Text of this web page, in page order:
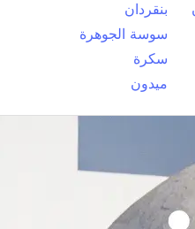
بنقردان
سوسة الجوهرة
سكرة
ميدون